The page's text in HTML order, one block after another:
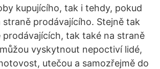
kupujícího, tak i tehdy, pokud
straně prodávajícího. Stejně tak
prodávajících, tak také na straně
vyskytnout nepoctiví lidé,
utečou a samozřejmě do